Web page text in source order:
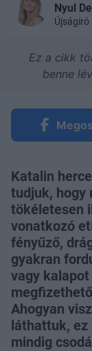
Nyul
Újságíró
Ez a cikk
benne
Katalin
tudjuk, hogy
tökéletesen
vonatkozó
fényűző,
gyakran
vagy
Ahogyan
láthattuk, ez
mindig